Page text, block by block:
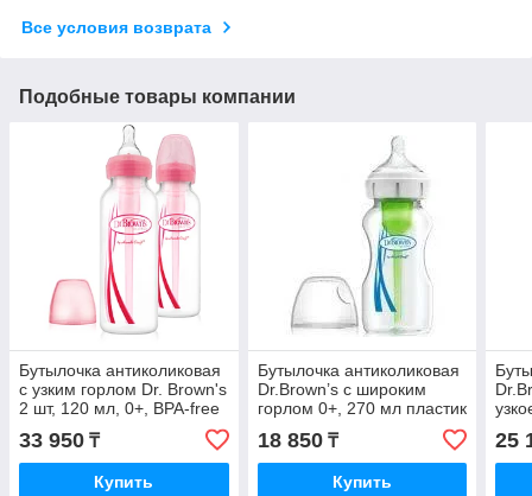
Все условия возврата
Подобные товары компании
Бутылочка антиколиковая
с узким горлом Dr. Brown's
2 шт, 120 мл, 0+, BPA-free
33 950 ₸
Купить
Бутылочка антиколиковая
Dr.Brown’s с широким
горлом 0+, 270 мл пластик
18 850₸
Купить
25